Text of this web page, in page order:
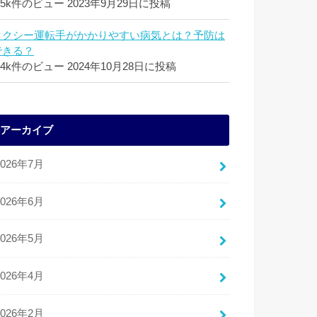
件のビュー 2023年9月29日に投稿
クシー運転手がかかりやすい病気とは？予防は
る？
件のビュー 2024年10月28日に投稿
アーカイブ
年7月
年6月
年5月
年4月
年2月